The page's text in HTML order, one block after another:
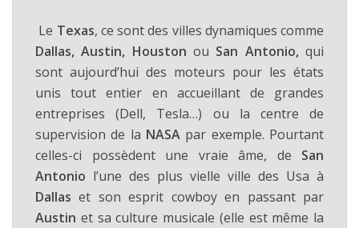
Le Texas, ce sont des villes dynamiques comme
Dallas, Austin, Houston ou San Antonio,qui
sont aujourd’hui des moteurs pour les états
unis tout entier en accueillant de grandes
entreprises (Dell, Tesla…) ou la centre de
supervision de la NASA par exemple. Pourtant
celles-ci possèdent une vraie âme, de San
Antonio l’une des plus vielle ville des Usa à
Dallaset son esprit cowboy en passant par
Austin et sa culture musicale (elle est même la